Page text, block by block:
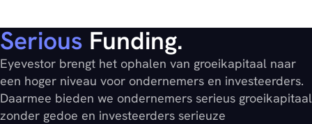
Serious Funding.
Eyevestor brengt het ophalen van groeikapitaal naar
een hoger niveau voor ondernemers en investeerders.
Daarmee bieden we ondernemers serieus groeikapitaal
zonder gedoe en investeerders serieuze